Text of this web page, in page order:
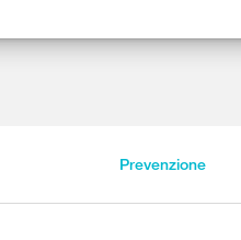
Prevenzione